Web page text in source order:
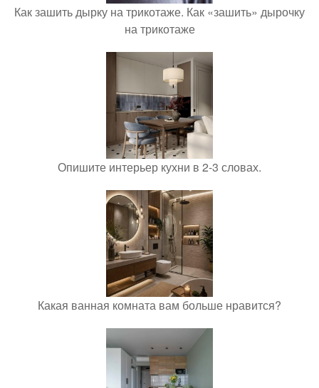
Как зашить дырку на трикотаже. Как «зашить» дырочку
на трикотаже
Опишите интерьер кухни в 2-3 словах.
Какая ванная комната вам больше нравится?